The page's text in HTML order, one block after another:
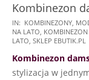
Kombinezon
2025-
03-
IN: KOMBINEZONY,
NA LATO, KOMBINEZON
LATO, SKLEP EBUTIK.PL
Kombinezon
stylizacja w